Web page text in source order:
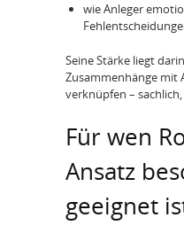
wie Anleger
Seine Stärke liegt
Zusammenhänge mit
verknüpfen –
Für wen
Ansatz
geeignet